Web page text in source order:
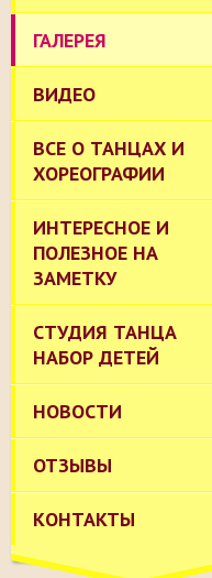
ГАЛЕРЕЯ
ВИДЕО
ВСЕ О ТАНЦАХ И
ХОРЕОГРАФИИ
ИНТЕРЕСНОЕ И
ПОЛЕЗНОЕ НА
ЗАМЕТКУ
СТУДИЯ ТАНЦА
НАБОР ДЕТЕЙ
НОВОСТИ
ОТЗЫВЫ
КОНТАКТЫ